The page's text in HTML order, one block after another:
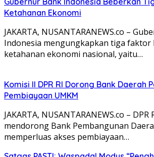
Ketahanan Ekonomi
JAKARTA, NUSANTARANEWS.co –
Indonesia mengungkapkan tiga faktor
ketahanan ekonomi nasional, yaitu…
Komisi II DPR RI Dorong Bank Daerah
Pembiayaan UMKM
JAKARTA, NUSANTARANEWS.co – DPR
mendorong Bank Pembangunan
memperluas akses pembiayaan…